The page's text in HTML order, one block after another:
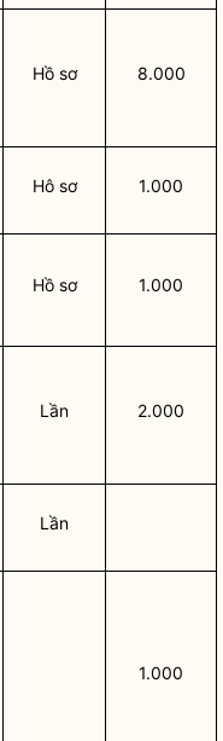
Hồ sơ 8.000
Hô sơ 1.000
Hồ sơ 1.000
Lần 2.000
Lần
1.000